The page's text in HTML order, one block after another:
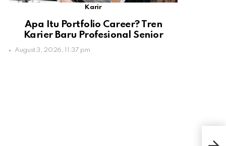
Karir
Apa Itu Portfolio Career? Tren
Karier Baru Profesional Senior
August 3, 2026, 11:37 pm